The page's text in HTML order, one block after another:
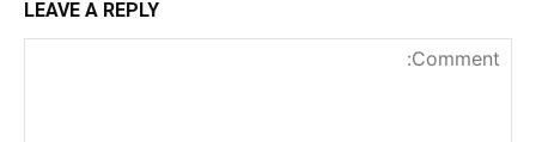
LEAVE A REPLY